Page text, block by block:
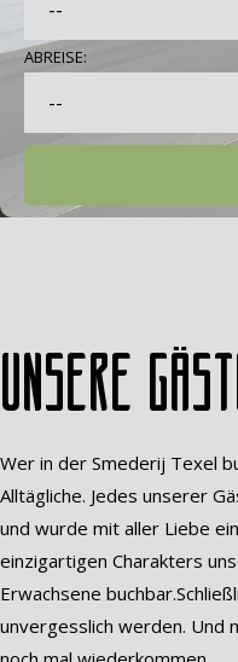
ABREISE:
Unsere
Wer in der Smederij Texel
Alltägliche. Jedes unserer
und wurde mit aller Liebe
einzigartigen Charakters
Erwachsene
unvergesslich werden. Und